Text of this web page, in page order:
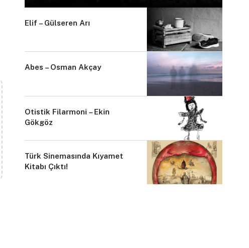
Elif – Gülseren Arı
Abes – Osman Akçay
Otistik Filarmoni – Ekin
Gökgöz
Türk Sinemasında Kıyamet
Kitabı Çıktı!